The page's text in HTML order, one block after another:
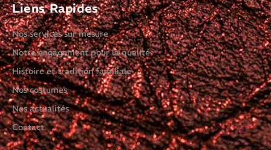
Liens Rapides
Nos services sur mesure
Notre engagement pour la qualité
Histoire et tradition familiale
Nos costumes
Nos actualités
Contact